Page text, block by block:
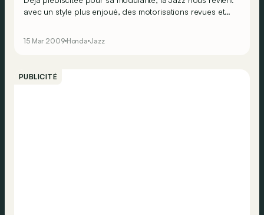
avec un style plus enjoué, des motorisations revues et
nombreux atouts pratiques, pour nous faire oublier
15 Mar 2009 Honda Jazz
PUBLICITÉ